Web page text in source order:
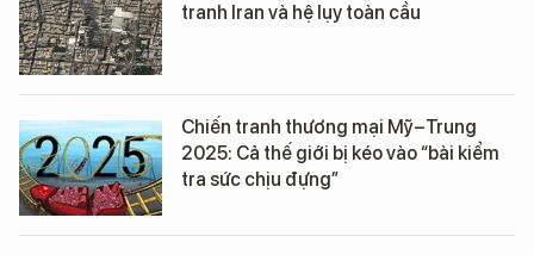
tranh Iran và hệ lụy toàn cầu
Chiến tranh thương mại Mỹ–Trung
2025: Cả thế giới bị kéo vào “bài kiểm
tra sức chịu đựng”